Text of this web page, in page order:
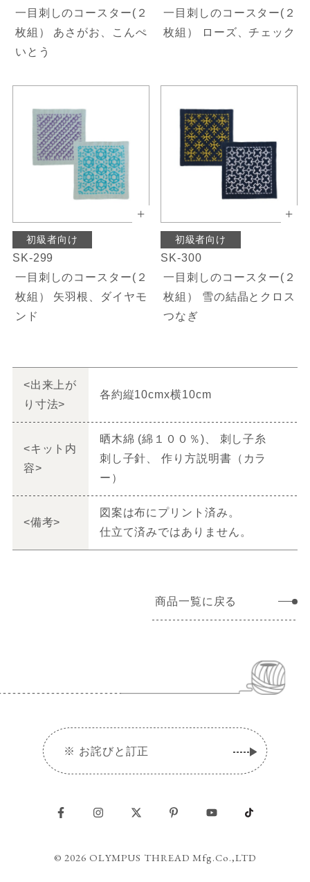
一目刺しのコースター(２
枚組） あさがお、こんぺ
いとう
一目刺しのコースター(２
枚組） ローズ、チェック
初級者向け
SK-299
一目刺しのコースター(２
枚組） 矢羽根、ダイヤモ
ンド
初級者向け
SK-300
一目刺しのコースター(２
枚組） 雪の結晶とクロス
つなぎ
<出来上が
り寸法>
各約縦10cmx横10cm
<キット内
容>
晒木綿 (綿１００％)、 刺し子糸
刺し子針、 作り方説明書（カラ
ー）
<備考>
図案は布にプリント済み。
仕立て済みではありません。
商品一覧に戻る
※ お詫びと訂正
© 2026 OLYMPUS THREAD Mfg.Co.,LTD